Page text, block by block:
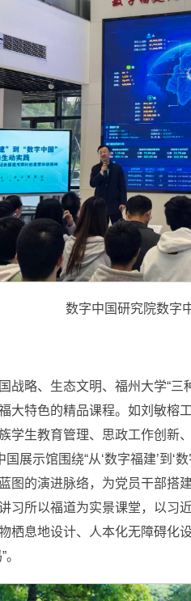
数字中国研究院数字
战略、生态文明、福州大学“
大特色的精品课程。如刘敏榕
学生教育管理、思政工作创新
展示馆围绕“从‘数字福建’
图的演进脉络，为党员干部
习所以福道为实景课堂，以
栖息地设计、人本化无障碍